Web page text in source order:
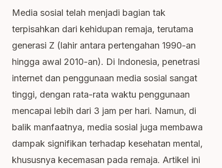
Media sosial telah menjadi bagian tak
terpisahkan dari kehidupan remaja, terutama
generasi Z (lahir antara pertengahan 1990-an
hingga awal 2010-an). Di Indonesia, penetrasi
internet dan penggunaan media sosial sangat
tinggi, dengan rata-rata waktu penggunaan
mencapai lebih dari 3 jam per hari. Namun, di
balik manfaatnya, media sosial juga membawa
dampak signifikan terhadap kesehatan mental,
khususnya kecemasan pada remaja. Artikel ini